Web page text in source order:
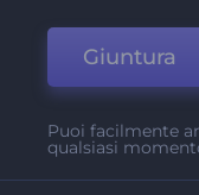
Giuntura
Puoi facilmente
qualsiasi